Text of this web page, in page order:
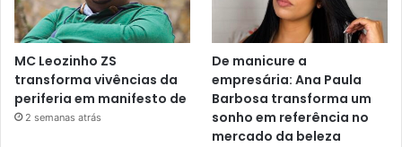
MC Leozinho ZS
transforma vivências da
periferia em manifesto de
2 semanas atrás
De manicure a
empresária: Ana Paula
Barbosa transforma um
sonho em referência no
mercado da beleza